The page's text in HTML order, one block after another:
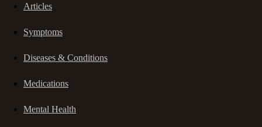
Articles
Symptoms
Diseases & Conditions
Medications
Mental Health